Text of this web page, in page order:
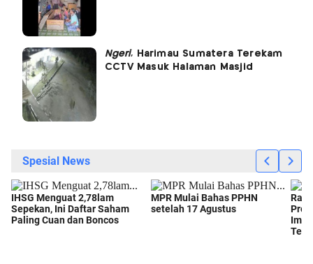
Ngeri, Harimau Sumatera Terekam
CCTV Masuk Halaman Masjid